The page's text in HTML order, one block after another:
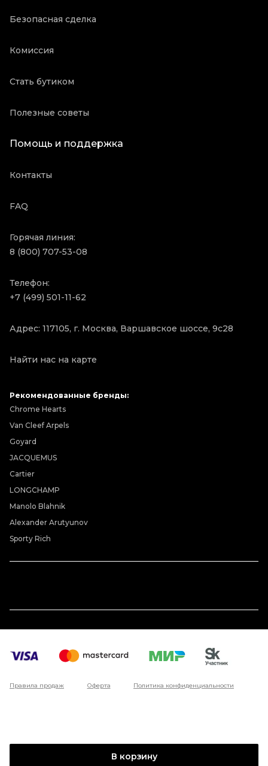
В корзину
Безопасная сделка
Комиссия
Стать бутиком
Полезные советы
Помощь и поддержка
Контакты
FAQ
Горячая линия:
8 (800) 707-53-08
Телефон:
+7 (499) 501-11-62
Адрес: 117105, г. Москва, Варшавское шоссе, 9с28
Найти нас на карте
Рекомендованные бренды:
Chrome Hearts
Van Cleef Arpels
Goyard
JACQUEMUS
Cartier
LONGCHAMP
Manolo Blahnik
Alexander Arutyunov
Sporty Rich
Правила продаж Оферта Политика конфиденциальности